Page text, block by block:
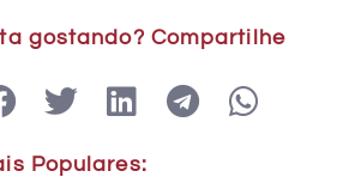
gostando? Compartilhe
Populares: